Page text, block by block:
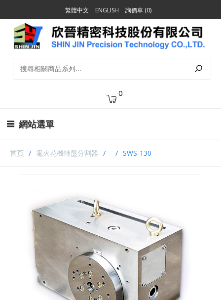
繁體中文 ENGLISH 詢價車 (0)
0
網站選單
首頁 電火花機轉盤分割器 SWS-130